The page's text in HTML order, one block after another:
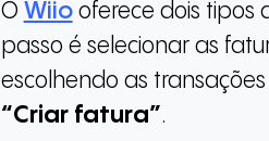
O Wiiooferece dois tipos
passo é selecionar as
escolhendo as
“Criar fatura”.